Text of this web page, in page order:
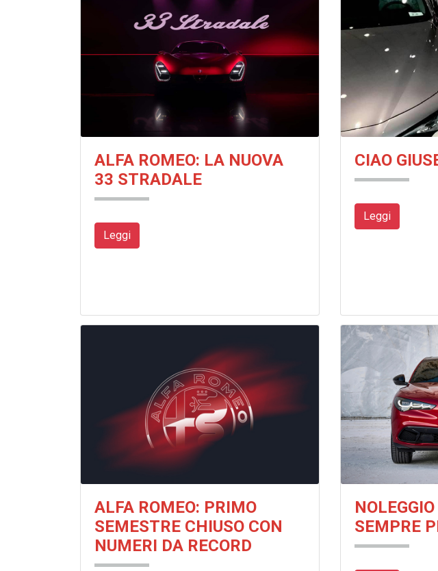
ALFA ROMEO: LA NUOVA
33 STRADALE
Leggi
CIAO
Leggi
ALFA ROMEO: PRIMO
SEMESTRE CHIUSO CON
NUMERI DA RECORD
SEMPRE